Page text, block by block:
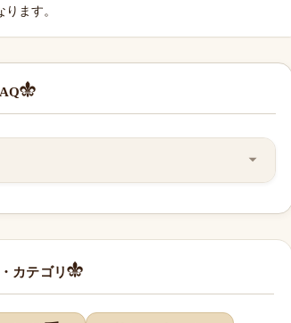
ます。
カテゴリ